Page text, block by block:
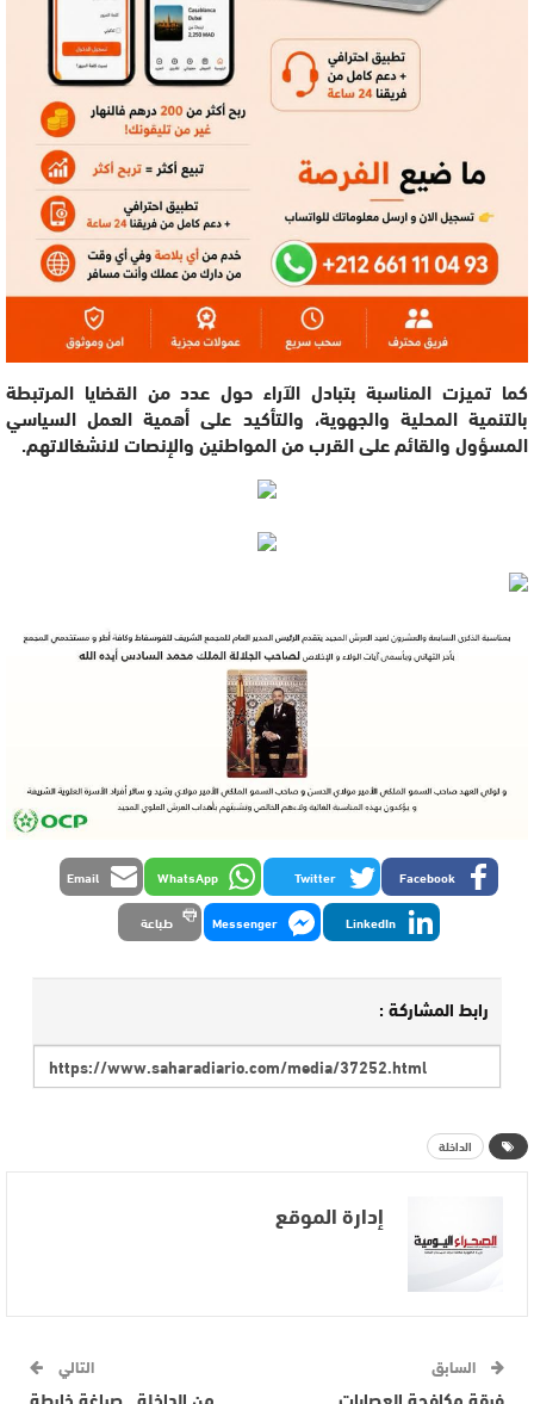
كما تميزت المناسبة بتبادل الآراء حول عدد من القضايا المرتبطة
بالتنمية المحلية والجهوية، والتأكيد على أهمية العمل السياسي
المسؤول والقائم على القرب من المواطنين والإنصات لانشغالاتهم.
Facebook
Twitter
WhatsApp
Email
LinkedIn
Messenger طباعة
رابط المشاركة :
الداخلة
إدارة الموقع
السابق التالي